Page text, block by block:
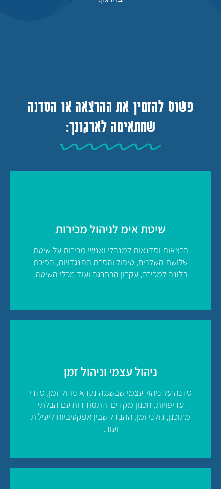
פשוט להזמין את ההרצאה או הסדנה
שמתאימה לארגונך:
שיטת אימ לניהול מכירות
הרצאות וסדנאות למנהלי ואנשי מכירות על שיטת
שלושת השלבים, טיפול והסרת התנגדויות, הפיכת
תלונה למכירה, עקרון ההחרגה ועוד מכלי השיטה.
להצעת מחיר לסדנה
לחץ כאן
ניהול עצמי וניהול זמן
סדנה על ניהול עצמי שבשגגה נקרא ניהול זמן, סדרי
עדיפויות, תכנון מקדים, התמודדות עם הבלתי
מתוכנן, גזלני זמן, ההבדל שבין אפקטיביות ליעילות
ועוד.